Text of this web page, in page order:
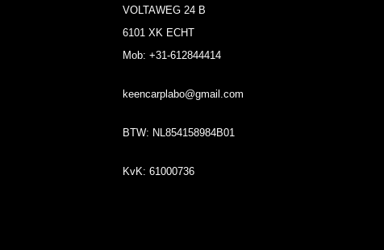
VOLTAWEG 24 B
6101 XK ECHT
Mob: +31-612844414
keencarplabo@gmail.com
BTW: NL854158984B01
KvK: 61000736